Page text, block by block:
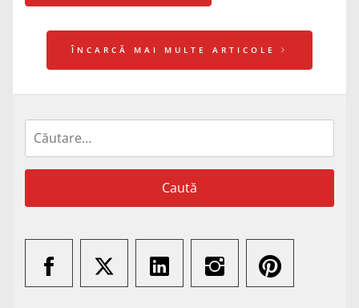
ÎNCARCĂ MAI MULTE ARTICOLE
după: